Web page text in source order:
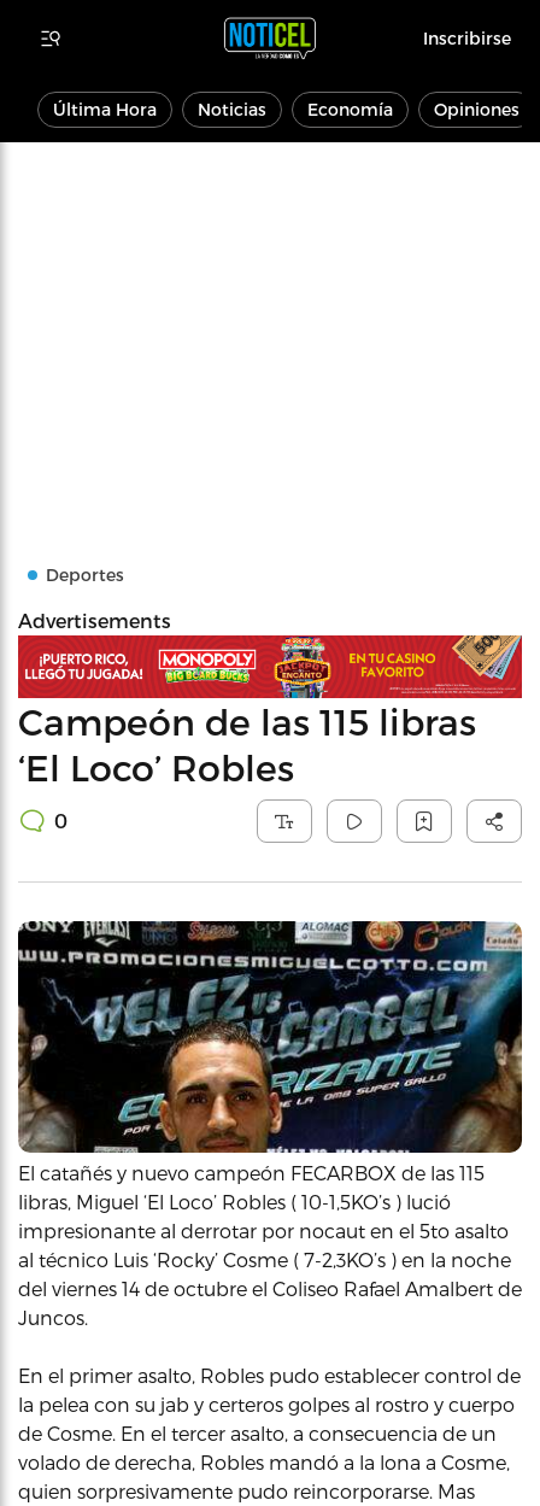
Inscribirse
Última Hora Noticias Economía Opiniones
Deportes
Advertisements
Campeón de las 115 libras
‘El Loco’ Robles
0
El catañés y nuevo campeón FECARBOX de las 115
libras, Miguel ‘El Loco’ Robles ( 10-1,5KO’s ) lució
impresionante al derrotar por nocaut en el 5to asalto
al técnico Luis ‘Rocky’ Cosme ( 7-2,3KO’s ) en la noche
del viernes 14 de octubre el Coliseo Rafael Amalbert de
Juncos.
En el primer asalto, Robles pudo establecer control de
la pelea con su jab y certeros golpes al rostro y cuerpo
de Cosme. En el tercer asalto, a consecuencia de un
volado de derecha, Robles mandó a la lona a Cosme,
quien sorpresivamente pudo reincorporarse. Mas